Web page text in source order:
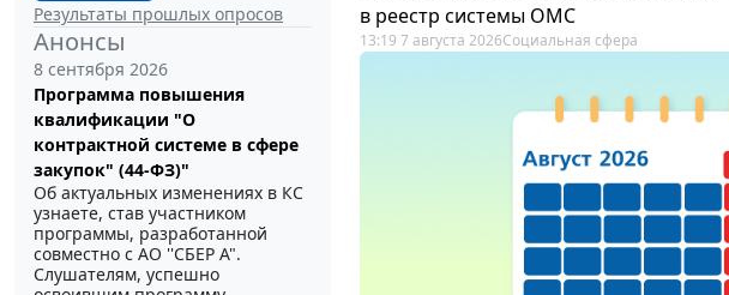
Результаты прошлых опросов
Анонсы
8 сентября 2026
Программа повышения
квалификации "О
контрактной системе в сфере
закупок" (44-ФЗ)"
Об актуальных изменениях в КС
узнаете, став участником
программы, разработанной
совместно с АО ''СБЕР А".
Слушателям, успешно
в реестр системы ОМС
13:19 7 августа 2026Социальная сфера